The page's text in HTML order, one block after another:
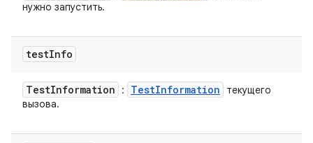
нужно запустить.
testInfo
TestInformation : TestInformation
текущего
вызова.